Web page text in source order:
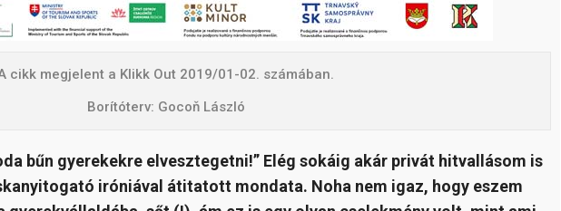
cikk megjelent a Klikk Out 2019/01-02. számában.
Borítóterv: Gocoň László
bűn gyerekekre elvesztegetni!” Elég sokáig akár privát hitvallásom is
iróniával átitatott mondata. Noha nem igaz, hogy eszem